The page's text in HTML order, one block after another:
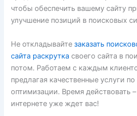
чтобы обеспечить вашему сайту
улучшение позиций в поисковых
Не откладывайтезаказать
сайта раскрутка своего сайта в
потом. Работаем с каждым
предлагая качественные услуги
оптимизации. Время действовать
интернете уже ждет вас!